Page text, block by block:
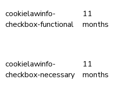
cookielawinfo-
checkbox-functional
11
months
cookielawinfo-
checkbox-necessary
11
months